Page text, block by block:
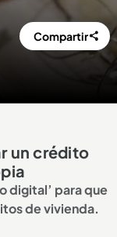
Compartir
un crédito
digital’ para que
de vivienda.